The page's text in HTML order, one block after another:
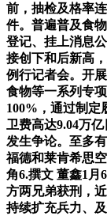
前，抽检及格率
件。普遍普及食
登记、挂上消息
接创下和后新高
例行记者会。开
食物等一系列专
100%，通过制定
卫费高达9.04万
发生争论。至多
福德和莱肯希思
角6.撰文 ‍‍董鑫1月
方两兄弟获刑，
持续扩充兵力、